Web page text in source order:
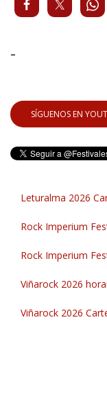
-
SÍGUENOS EN
Leturalma 2026
Rock Imperium
Rock Imperium
Viñarock 2026
Viñarock 2026